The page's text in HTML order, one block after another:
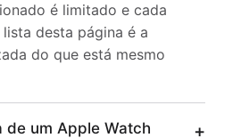
é limitado e cada
desta página é a
do que está mesmo
de um Apple Watch